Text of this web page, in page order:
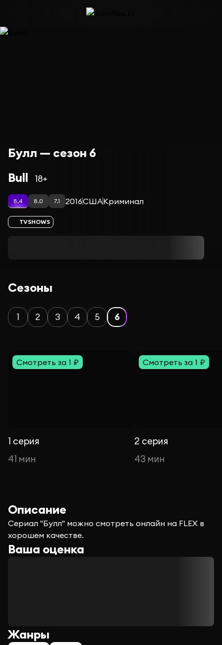
Булл — сезон 6
Bull
18+
8.4 8.0 7.1 2016СШАКриминал
TVSHOWS
Сезоны
1 2 3 4 5 6
Смотреть за 1 ₽
1 серия
41 мин
Смотреть за 1 ₽
2 серия
43 мин
Описание
Сериал "Булл" можно смотреть онлайн на FLEX в
хорошем качестве.
Ваша оценка
Жанры